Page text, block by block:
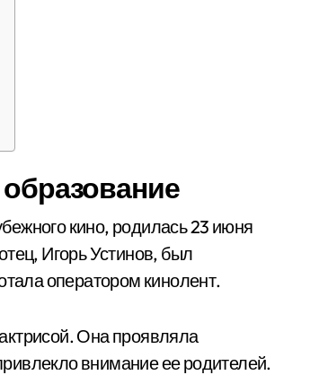
кино, родилась 23 июня
Игорь Устинов, был
оператором кинолент.
Она проявляла
внимание ее родителей.